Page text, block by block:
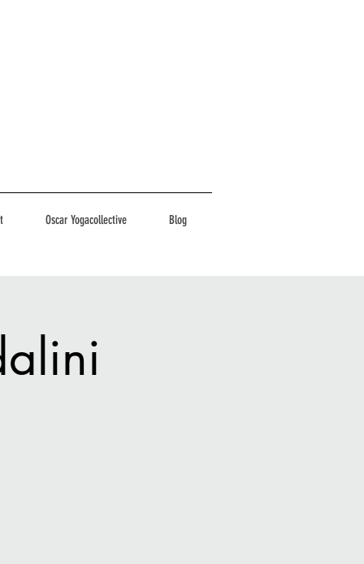
Oscar Yogacollective Blog